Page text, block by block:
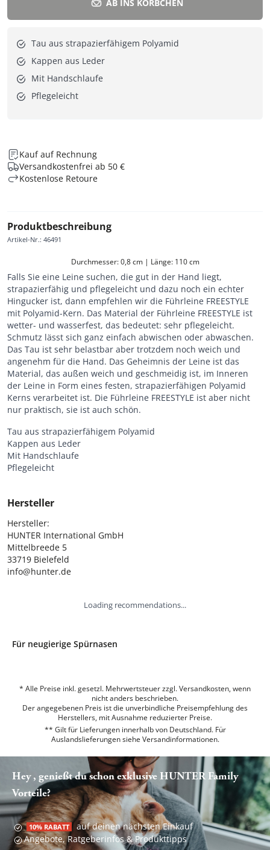
AB INS KÖRBCHEN
Tau aus strapazierfähigem Polyamid
Kappen aus Leder
Mit Handschlaufe
Pflegeleicht
Kauf auf Rechnung
Versandkostenfrei ab 50 €
Kostenlose Retoure
Produktbeschreibung
Artikel-Nr.: 46491
Durchmesser: 0,8 cm | Länge: 110 cm
Falls Sie eine Leine suchen, die gut in der Hand liegt,
strapazierfähig und pflegeleicht und dazu noch ein echter
Hingucker ist, dann empfehlen wir die Führleine FREESTYLE
mit Polyamid-Kern. Das Material der Führleine FREESTYLE ist
wetter- und wasserfest, das bedeutet: sehr pflegeleicht.
Schmutz lässt sich ganz einfach abwischen oder abwaschen.
Das Tau ist sehr belastbar aber trotzdem noch weich und
angenehm für die Hand. Das Geheimnis der Leine ist das
Material, das außen weich und geschmeidig ist, im Inneren
der Leine in Form eines festen, strapazierfähigen Polyamid
Kerns verarbeitet ist. Die Führleine FREESTYLE ist aber nicht
nur praktisch, sie ist auch schön.
Tau aus strapazierfähigem Polyamid
Kappen aus Leder
Mit Handschlaufe
Pflegeleicht
Hersteller
Hersteller:
HUNTER International GmbH
Mittelbreede 5
33719 Bielefeld
info@hunter.de
Loading recommendations...
Für neugierige Spürnasen
* Alle Preise inkl. gesetzl. Mehrwertsteuer zzgl. Versandkosten, wenn
nicht anders beschrieben.
Der angegebenen Preis ist die unverbindliche Preisempfehlung des
Herstellers, mit Ausnahme reduzierter Preise.
** Gilt für Lieferungen innerhalb von Deutschland. Für
Auslandslieferungen siehe Versandinformationen.
Hey , genießt du schon exklusive HUNTER Family
Vorteile?
10% RABATT auf deinen nächsten Einkauf
Angebote, Ratgeberinfos & Produkttipps